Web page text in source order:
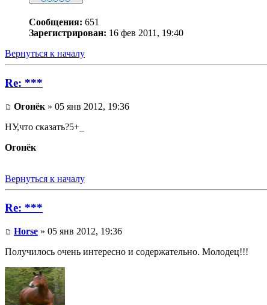
Сообщения: 651
Зарегистрирован: 16 фев 2011, 19:40
Вернуться к началу
Re: ***
Огонёк » 05 янв 2012, 19:36
НУ,что сказать?5+_
Огонёк
Вернуться к началу
Re: ***
Horse » 05 янв 2012, 19:36
Получилось очень интересно и содержательно. Молодец!!!